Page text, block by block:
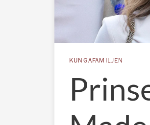
KUNGAFAMILJEN